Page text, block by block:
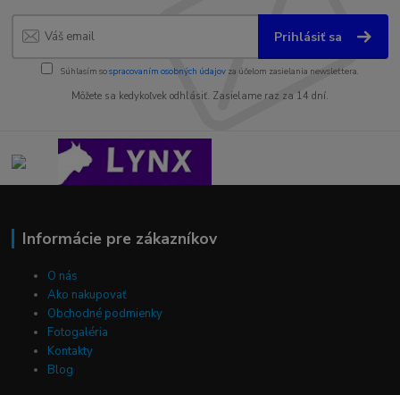
Prihlásiť sa
Súhlasím sospracovaním osobných údajov za účelom zasielania newslettera.
Môžete sa kedykoľvek odhlásiť. Zasielame raz za 14 dní.
Informácie pre zákazníkov
O nás
Ako nakupovať
Obchodné podmienky
Fotogaléria
Kontakty
Blog